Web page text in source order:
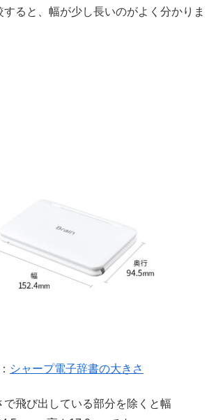
すると、幅が少し長いのがよく分かりま
シャープ電子辞書の大きさ
で飛び出している部分を除くと幅